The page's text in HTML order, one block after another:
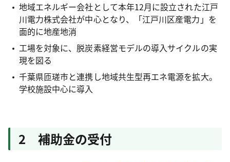
地域エネルギー会社として本年12月に設立された江戸
川電力株式会社が中心となり、「江戸川区産電力」を
面的に地産地消
工場を対象に、脱炭素経営モデルの導入サイクルの実
現を図る
千葉県匝瑳市と連携し地域共生型再エネ電源を拡大。
学校施設中心に導入
2 補助金の受付